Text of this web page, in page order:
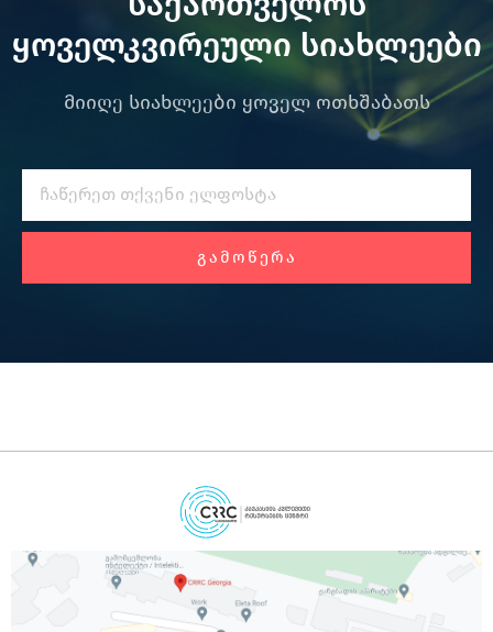
ყოველკვირეული სიახლეები
მიიღე სიახლეები ყოველ ოთხშაბათს
ᲒᲐᲛᲝᲬᲔᲠᲐ